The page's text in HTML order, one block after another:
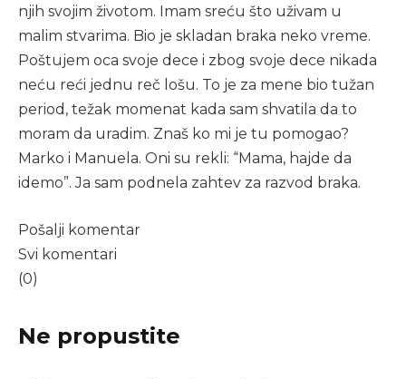
njih svojim životom. Imam sreću što uživam u
malim stvarima. Bio je skladan braka neko vreme.
Poštujem oca svoje dece i zbog svoje dece nikada
neću reći jednu reč lošu. To je za mene bio tužan
period, težak momenat kada sam shvatila da to
moram da uradim. Znaš ko mi je tu pomogao?
Marko i Manuela. Oni su rekli: “Mama, hajde da
idemo”. Ja sam podnela zahtev za razvod braka.
Pošalji komentar
Svi komentari
(0)
Ne propustite